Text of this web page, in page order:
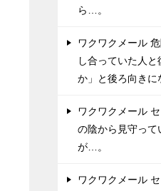
ら…。
ワクワクメール
し合っていた人
か」と後ろ向きに
ワクワクメール
の陰から見守って
が…。
ワクワクメール